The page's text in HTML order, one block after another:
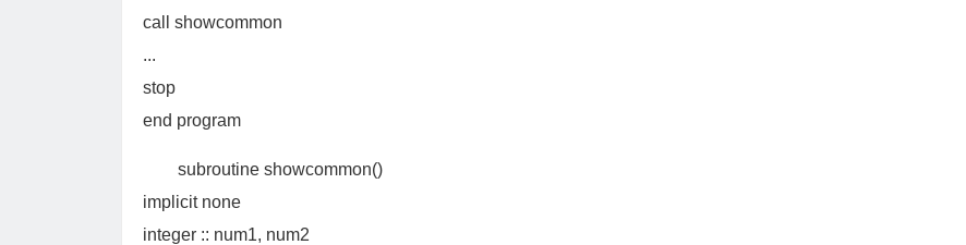
call showcommon
...
stop
end program
subroutine showcommon()
implicit none
integer :: num1, num2